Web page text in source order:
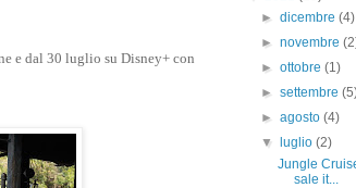
e dal 30 luglio su Disney+ con
►dicembre(4)
►novembre
►ottobre(1)
►settembre
►agosto(4)
▼
luglio(2)
Jungle
sale it...